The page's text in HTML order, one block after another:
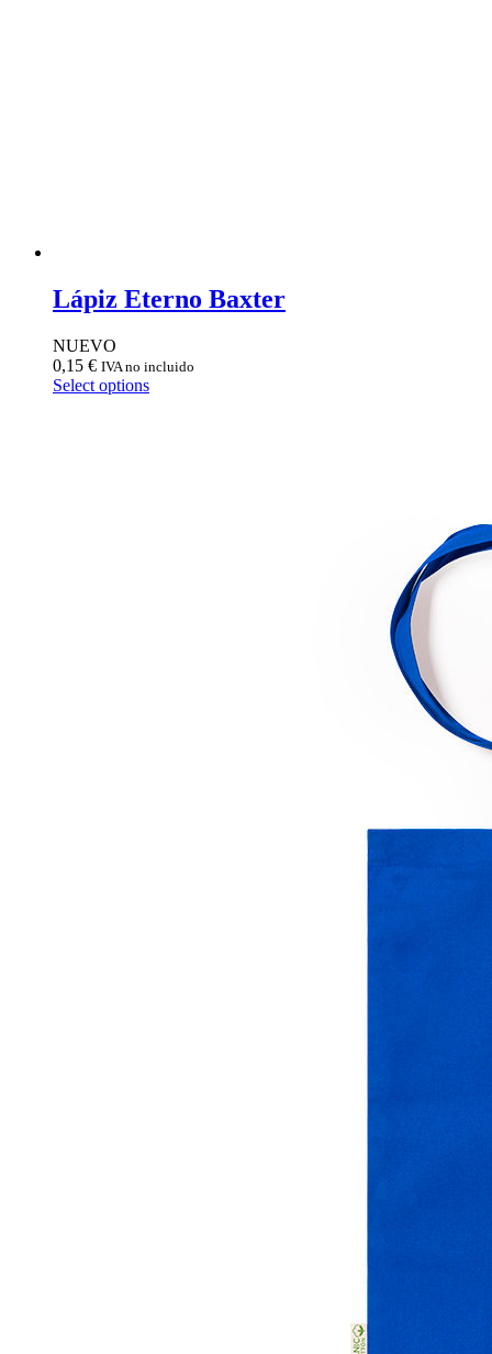
Lápiz Eterno Baxter
NUEVO
0,15 € IVA no incluido
Select options